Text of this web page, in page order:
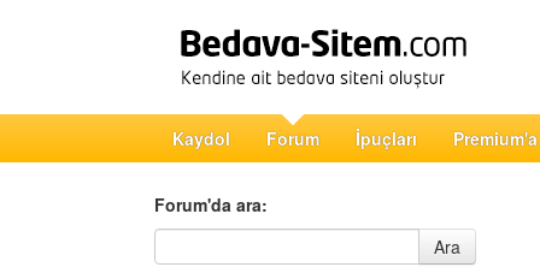
Kaydol Forum İpuçları
Forum'da ara:
Forum'da ara
Ara